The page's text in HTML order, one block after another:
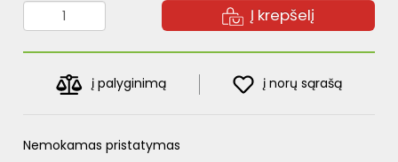
Į krepšelį
į palyginimą į norų sąrašą
Nemokamas pristatymas